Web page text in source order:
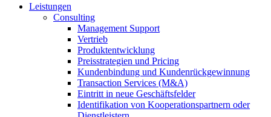
Leistungen
Consulting
Management Support
Vertrieb
Produktentwicklung
Preisstrategien und Pricing
Kundenbindung und Kundenrückgewinnung
Transaction Services (M&A)
Eintritt in neue Geschäftsfelder
Identifikation von Kooperationspartnern oder